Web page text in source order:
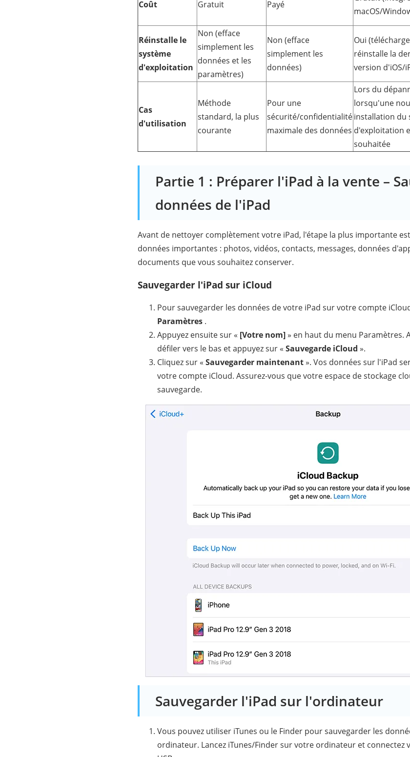
Coût Gratuit Payé
macOS/
Réinstalle le
système
d'exploitation
Non (efface
simplement les
données et les
paramètres)
Non (efface
simplement les
données)
Oui
réinstalle la
version d'iOS/
Cas
d'utilisation
Méthode
standard, la plus
courante
Pour une
sécurité/confidentialité
maximale des données
Lors du
lorsqu'une
installation du
d'exploitation
souhaitée
Partie 1 : Préparer l'iPad à la vente –
données de l'iPad
Avant de nettoyer complètement votre iPad, l'étape la plus importante
données importantes : photos, vidéos, contacts, messages, données
documents que vous souhaitez conserver.
Sauvegarder l'iPad sur iCloud
Pour sauvegarder les données de votre iPad sur votre compte
Paramètres .
Appuyez ensuite sur « [Votre nom]» en haut du menu Paramètres.
défiler vers le bas et appuyez sur « Sauvegarde iCloud ».
Cliquez sur « Sauvegarder maintenant». Vos données sur l'iPad
votre compte iCloud. Assurez-vous que votre espace de stockage
sauvegarde.
Sauvegarder l'iPad sur l'ordinateur
Vous pouvez utiliser iTunes ou le Finder pour sauvegarder les
ordinateur. Lancez iTunes/Finder sur votre ordinateur et connectez